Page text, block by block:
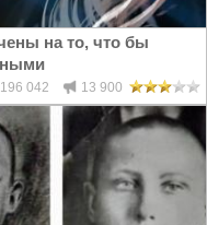
на то, что бы
196 042 13 900